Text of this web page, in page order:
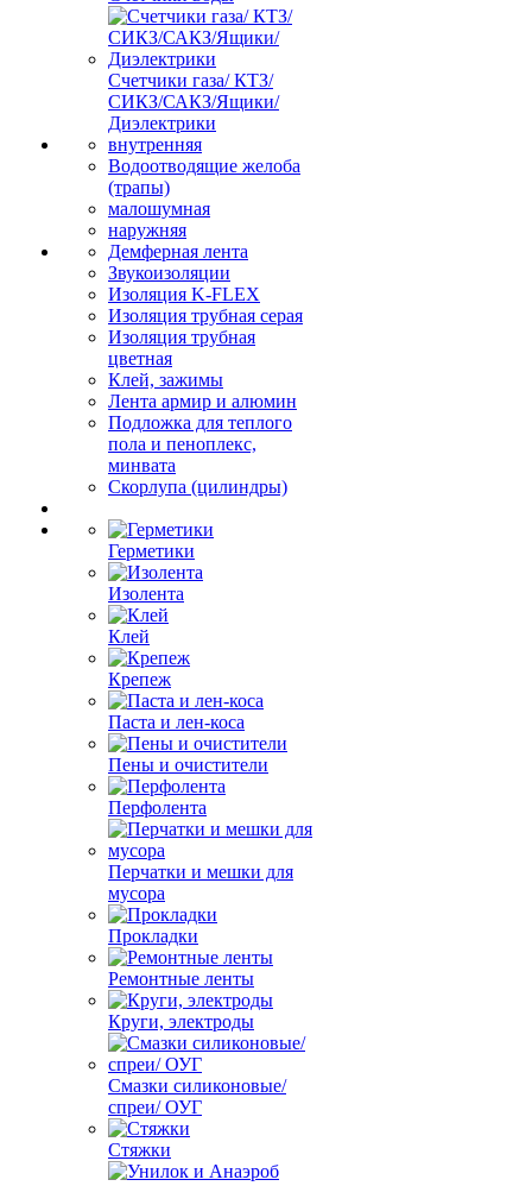
Счетчики газа/ КТЗ/
СИКЗ/САКЗ/Ящики/
Диэлектрики
внутренняя
Водоотводящие желоба
(трапы)
малошумная
наружняя
Демферная лента
Звукоизоляции
Изоляция K-FLEX
Изоляция трубная серая
Изоляция трубная
цветная
Клей, зажимы
Лента армир и алюмин
Подложка для теплого
пола и пеноплекс,
минвата
Скорлупа (цилиндры)
Герметики
Изолента
Клей
Крепеж
Паста и лен-коса
Пены и очистители
Перфолента
Перчатки и мешки для
мусора
Прокладки
Ремонтные ленты
Круги, электроды
Смазки силиконовые/
спреи/ ОУГ
Стяжки